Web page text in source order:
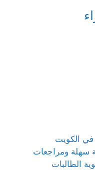
الكويت
ومراجعات
الطالبات